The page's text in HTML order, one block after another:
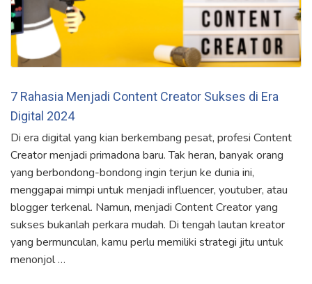
7 Rahasia Menjadi Content Creator Sukses di Era
Digital 2024
Di era digital yang kian berkembang pesat, profesi Content
Creator menjadi primadona baru. Tak heran, banyak orang
yang berbondong-bondong ingin terjun ke dunia ini,
menggapai mimpi untuk menjadi influencer, youtuber, atau
blogger terkenal. Namun, menjadi Content Creator yang
sukses bukanlah perkara mudah. Di tengah lautan kreator
yang bermunculan, kamu perlu memiliki strategi jitu untuk
menonjol …